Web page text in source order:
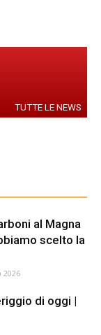
TUTTE LE NEWS
al Magna
scelto la
2026
di oggi |